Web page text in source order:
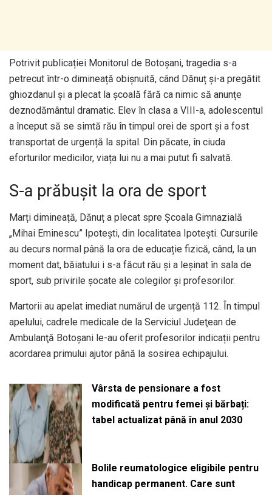
Potrivit publicației Monitorul de Botoșani, tragedia s-a
petrecut într-o dimineață obișnuită, când Dănuț și-a pregătit
ghiozdanul și a plecat la școală fără ca nimic să anunțe
deznodământul dramatic. Elev în clasa a VIII-a, adolescentul
a început să se simtă rău în timpul orei de sport și a fost
transportat de urgență la spital. Din păcate, în ciuda
eforturilor medicilor, viața lui nu a mai putut fi salvată.
S-a prăbușit la ora de sport
Marți dimineață, Dănuț a plecat spre Școala Gimnazială
„Mihai Eminescu” Ipotești, din localitatea Ipotești. Cursurile
au decurs normal până la ora de educație fizică, când, la un
moment dat, băiatului i s-a făcut rău și a leșinat în sala de
sport, sub privirile șocate ale colegilor și profesorilor.
Martorii au apelat imediat numărul de urgență 112. În timpul
apelului, cadrele medicale de la Serviciul Judeţean de
Ambulanţă Botoşani le-au oferit profesorilor indicații pentru
acordarea primului ajutor până la sosirea echipajului.
Vârsta de pensionare a fost
modificată pentru femei și bărbați:
tabel actualizat până în anul 2030
Bolile reumatologice eligibile pentru
handicap permanent. Care sunt